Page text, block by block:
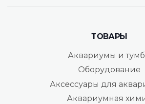
ТОВАРЫ
Аквариумы и
Оборудование
Аксессуары для
Аквариумная